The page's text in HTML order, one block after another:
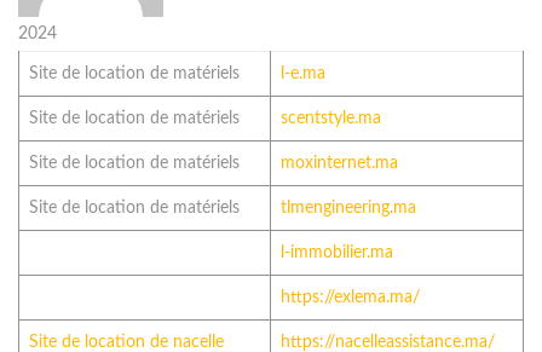
2024
Site de location de matériels l-e.ma
Site de location de matériels scentstyle.ma
Site de location de matériels moxinternet.ma
Site de location de matériels tlmengineering.ma
l-immobilier.ma
https://exlema.ma/
Site de location de nacelle https://nacelleassistance.ma/